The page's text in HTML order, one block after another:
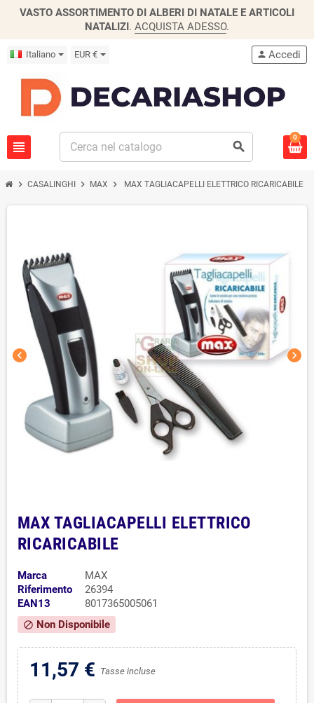
VASTO ASSORTIMENTO DI ALBERI DI NATALE E ARTICOLI
NATALIZI. ACQUISTA ADESSO.
Italiano EUR €
view_headline search
person Accedi
0
chevron_right CASALINGHI chevron_right MAX chevron_right MAX TAGLIACAPELLI ELETTRICO RICARICABILE
chevron_left chevron_right
MAX TAGLIACAPELLI ELETTRICO
RICARICABILE
Marca
MAX
Riferimento
26394
EAN13
8017365005061
block Non Disponibile
11,57 € Tasse incluse